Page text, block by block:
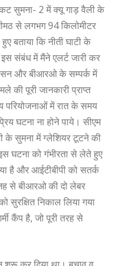
सुमना- 2 में क्यू गाड़ वैली के
से लगभग 94 किलोमीटर
बताया कि नीती घाटी के
संबंध में मैंने एलर्ट जारी कर
और बीआरओ के सम्पर्क में
की पूरी जानकारी प्राप्त
परियोजनाओं में रात के समय
घटना ना होने पाये। सीएम
के सुमना में ग्लेशियर टूटने की
घटना को गंभीरता से लेते हुए
है और आईटीबीपी को सतर्क
से बीआरओ की दो लेबर
निकाल लिया गया
कैंप है, जो पूरी तरह से